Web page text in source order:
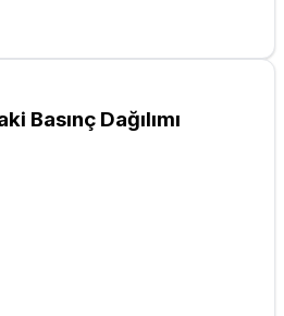
Basınç Dağılımı